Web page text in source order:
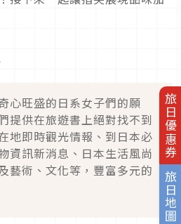
旅日優惠券
旅日地圖
心旺盛的日系女子們的願
提供在旅遊書上絕對找不到
地即時觀光情報、到日本必
資訊新消息、日本生活風尚
藝術、文化等，豐富多元的